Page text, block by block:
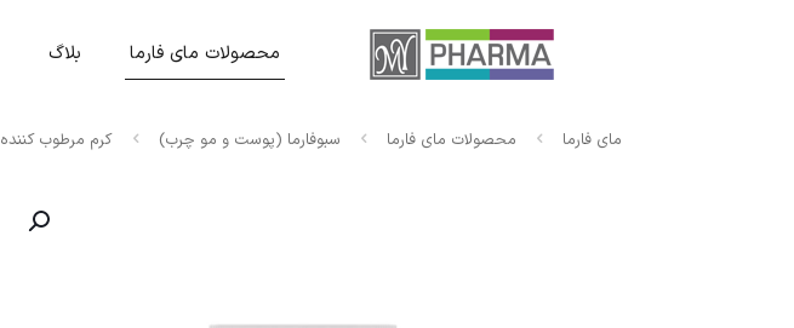
محصولات مای فارما بلاگ
مای فارما محصولات مای فارما سبوفارما (پوست و مو چرب) کرم مرطوب کننده R+ سبوفارما حجم ۵۰ میلی لیتر